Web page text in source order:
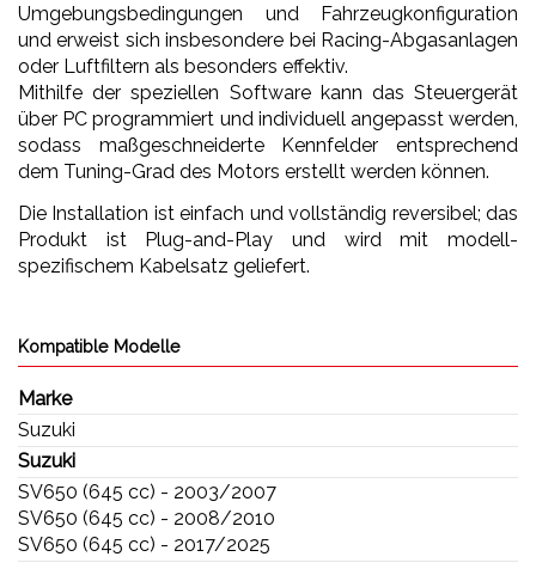
Umgebungsbedingungen und Fahrzeugkonfiguration
und erweist sich insbesondere bei Racing-Abgasanlagen
oder Luftfiltern als besonders effektiv.
Mithilfe der speziellen Software kann das Steuergerät
über PC programmiert und individuell angepasst werden,
sodass maßgeschneiderte Kennfelder entsprechend
dem Tuning-Grad des Motors erstellt werden können.
Die Installation ist einfach und vollständig reversibel; das
Produkt ist Plug-and-Play und wird mit modell-
spezifischem Kabelsatz geliefert.
Kompatible Modelle
Marke
Suzuki
Suzuki
SV650 (645 cc) - 2003/2007
SV650 (645 cc) - 2008/2010
SV650 (645 cc) - 2017/2025